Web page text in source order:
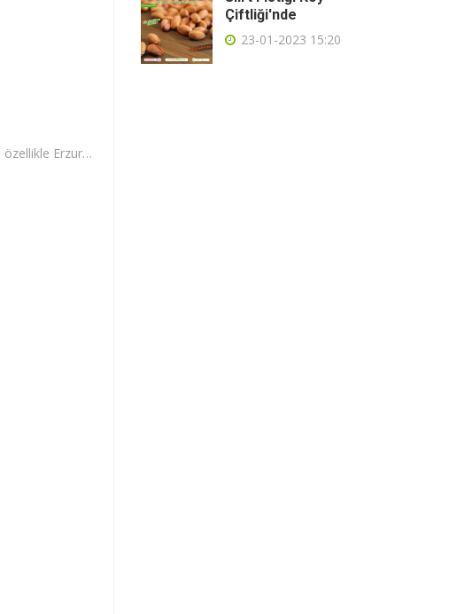
İster Kahvaltıda İster Misafir İkramlarında. Tatlıseverlerin tadını ve farkını takdir edecekleri Erzurum peynir helvası özellikle Erzurum'da kahvaltılık ürün olarak da tüketiliyor. Güne tatlı ve enerjik bir başlangıç için kahvaltı sofralarınızı içeriği doğal olan peynir helvasıyla taçlandırabilirsiniz.
Çiftliği'nde
23-01-2023 15:20